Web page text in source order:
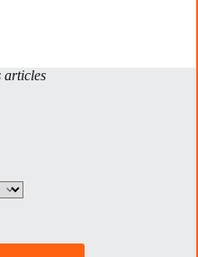
articles